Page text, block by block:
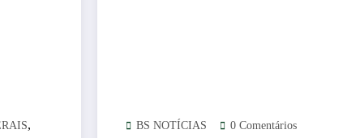
, BS NOTÍCIAS 0 Comentários